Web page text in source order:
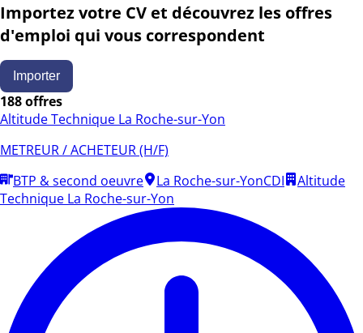
Importez votre CV et découvrez les offres
d'emploi qui vous correspondent
Importer
188 offres
Altitude Technique La Roche-sur-Yon
METREUR / ACHETEUR (H/F)
BTP & second oeuvre
La Roche-sur-YonCDI
Altitude
Technique La Roche-sur-Yon